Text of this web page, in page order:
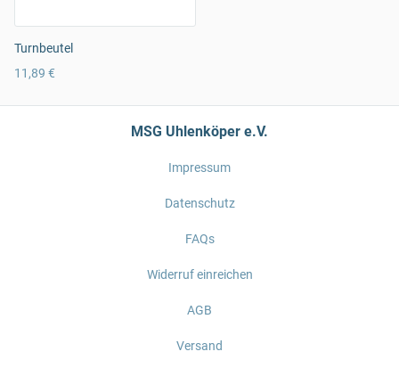
Turnbeutel
11,89 €
MSG Uhlenköper e.V.
Impressum
Datenschutz
FAQs
Widerruf einreichen
AGB
Versand